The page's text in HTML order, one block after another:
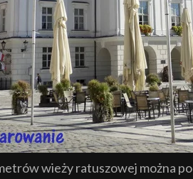
wieży ratuszowej można